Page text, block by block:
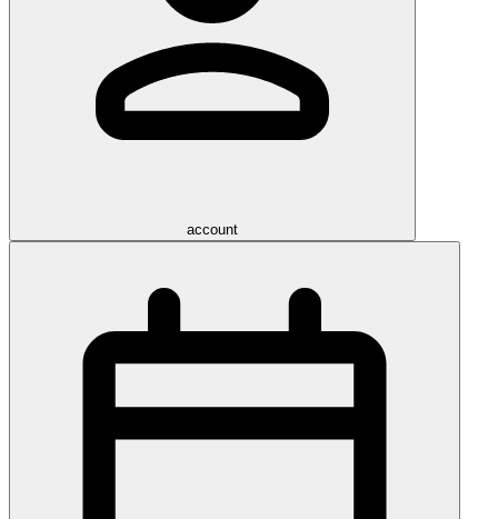
account